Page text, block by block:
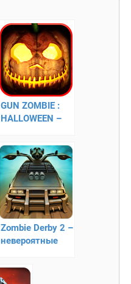
GUN ZOMBIE :
HALLOWEEN –
зомби!
Zombie Derby 2 –
невероятные